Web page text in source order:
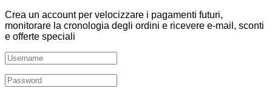
Crea un account per velocizzare i pagamenti futuri,
monitorare la cronologia degli ordini e ricevere e-mail, sconti
e offerte speciali